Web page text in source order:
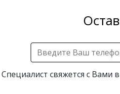
Специалист свяжется с Вами